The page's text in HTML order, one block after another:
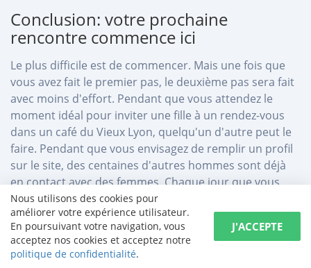
Conclusion: votre prochaine
rencontre commence ici
Le plus difficile est de commencer. Mais une fois que
vous avez fait le premier pas, le deuxième pas sera fait
avec moins d'effort. Pendant que vous attendez le
moment idéal pour inviter une fille à un rendez-vous
dans un café du Vieux Lyon, quelqu'un d'autre peut le
faire. Pendant que vous envisagez de remplir un profil
sur le site, des centaines d'autres hommes sont déjà
en contact avec des femmes. Chaque jour que vous
passez sans prendre aucune mesure est une journée
que vous pourriez passer en compagnie agréable ou
dans les bras d'une femme bien — aimée.
Autres rencontres locales à découvrir
Nous utilisons des cookies pour
améliorer votre expérience utilisateur.
En poursuivant votre navigation, vous
acceptez nos cookies et acceptez notre
politique de confidentialité.
J'ACCEPTE